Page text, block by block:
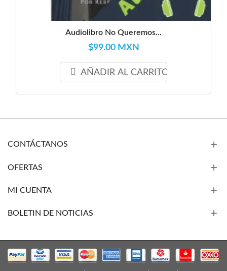
Audiolibro No Queremos...
$99.00 MXN
AÑADIR AL CARRITO
CONTÁCTANOS
OFERTAS
MI CUENTA
BOLETIN DE NOTICIAS